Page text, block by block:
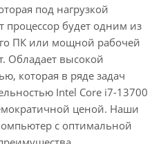
под нагрузкой
процессор будет одним из
ПК или мощной рабочей
Обладает высокой
которая в ряде задач
Intel Core i7-13700
ценой. Наши
с оптимальной